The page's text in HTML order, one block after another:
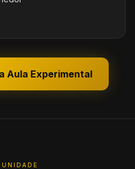
Aula Experimental